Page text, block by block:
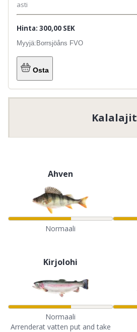
asti
Hinta: 300,00 SEK
Myyjä: Borrsjöåns FVO
Osta
Kalalajit
Ahven
Normaali
Kirjolohi
Normaali
Arrenderat vatten put and take